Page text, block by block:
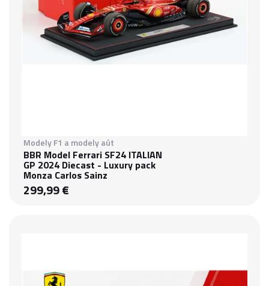
Modely F1 a modely aút
BBR Model Ferrari SF24 ITALIAN
GP 2024 Diecast - Luxury pack
Monza Carlos Sainz
299,99 €